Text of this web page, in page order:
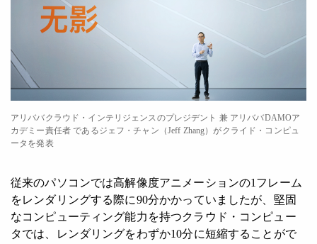
アリババクラウド・インテリジェンスのプレジデント 兼 アリババDAMOア
カデミー責任者 であるジェフ・チャン（Jeff Zhang）がクライド・コンピュ
ータを発表
従来のパソコンでは高解像度アニメーションの1フレーム
をレンダリングする際に90分かかっていましたが、堅固
なコンピューティング能力を持つクラウド・コンピュー
タでは、レンダリングをわずか10分に短縮することがで